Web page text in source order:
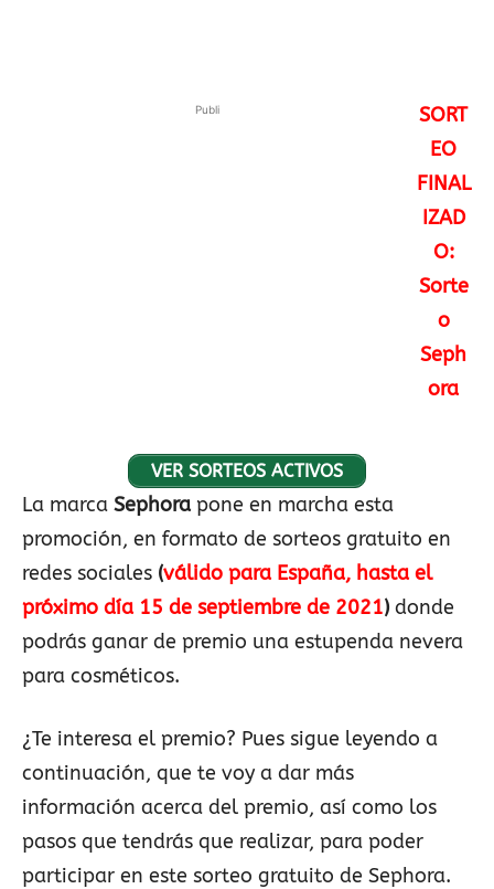
Publi
SORT
EO
FINAL
IZAD
O:
Sorte
o
Seph
ora
VER SORTEOS ACTIVOS
La marca Sephora pone en marcha esta
promoción, en formato de sorteos gratuito en
redes sociales (válido para España, hasta el
próximo día 15 de septiembre de 2021) donde
podrás ganar de premio una estupenda nevera
para cosméticos.
¿Te interesa el premio? Pues sigue leyendo a
continuación, que te voy a dar más
información acerca del premio, así como los
pasos que tendrás que realizar, para poder
participar en este sorteo gratuito de Sephora.